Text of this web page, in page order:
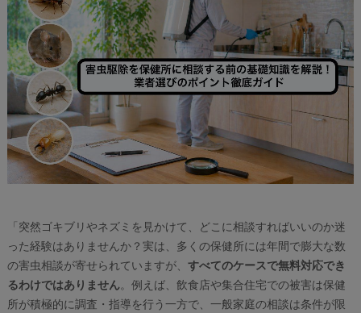
「突然ゴキブリやネズミを見かけて、どこに相談すればいいのか迷
った経験はありませんか？実は、多くの保健所には年間で膨大な数
の害虫相談が寄せられていますが、 すべてのケースで無料対応でき
るわけではありません。例えば、飲食店や集合住宅での被害は保健
所が積極的に調査・指導を行う一方で、一般家庭の相談は条件が限